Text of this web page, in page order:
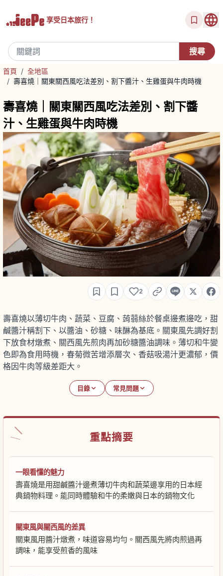
享受日本旅行！
首頁 / 全地區
/ 壽喜燒｜關東關西風吃法差別、割下醬汁、生雞蛋與牛肉時機
壽喜燒｜關東關西風吃法差別、割下醬
汁、生雞蛋與牛肉時機
2
壽喜燒以薄切牛肉、蔬菜、豆腐、蒟蒻絲於餐桌邊煮邊吃，甜
鹹醬汁稱割下、以醬油、砂糖、味醂為基底。關東風先調好割
下放食材燉煮、關西風先煎肉再加砂糖醬油調味。薄切和牛變
色即為食用時機，春菊微苦增添層次、香菇吸湯汁更濃郁，價
格因牛肉等級差距大。
目錄 常見問題
重點摘要
一眼看懂的魅力
壽喜燒是用甜鹹醬汁邊煮薄切牛肉和蔬菜邊享用的日本經
典鍋物料理。能同時體驗和牛的柔嫩與日本的鍋物文化
關東風與關西風的差異
關東風用醬汁燉煮，味道容易均勻。關西風先將肉煎過再
調味，能享受煎香的風味